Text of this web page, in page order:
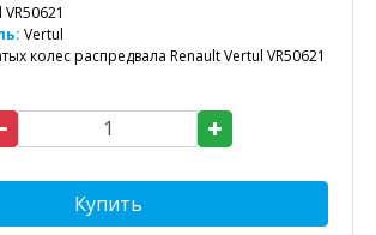
Vertul
колес распредвала Renault Vertul VR50621
Купить